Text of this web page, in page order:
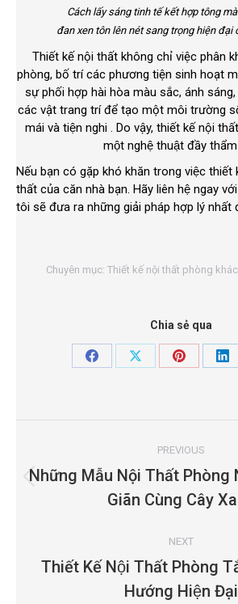
Cách lấy sáng tinh tế kết hợp tông màu
đan xen tôn lên nét sang trọng hiện đại
Thiết kế nội thất không chỉ việc phân
phòng, bố trí các phương tiện sinh hoạt
sự phối hợp hài hòa màu sắc, ánh
các vật trang trí để tạo một môi trường
mái và tiện nghi . Do vậy, thiết kế nội
một nghệ thuật đầy
Nếu bạn có gặp khó khăn trong việc thiết
thất của căn nhà bạn. Hãy liên hệ ngay
tôi sẽ đưa ra những giải pháp hợp lý nhất
Chuyên mục: Thiết kế nội thất phòng
Chia sẻ qua
Share
Share
Share
PREVIOUS
Previous
project:
Những Mẫu Nội Thất Phòng
Giãn Cùng Cây
NEXT
Next
project:
Thiết Kế Nội Thất Phòng
Hướng Hiện Đại